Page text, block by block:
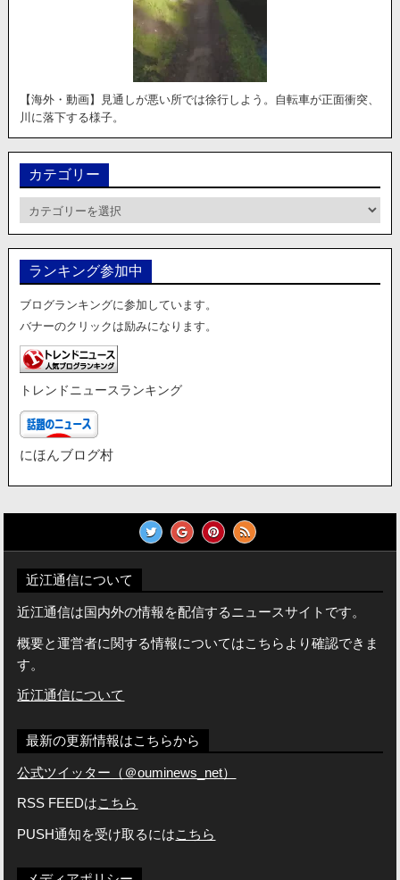
【海外・動画】見通しが悪い所では徐行しよう。自転車が正面衝突、
川に落下する様子。
カテゴリー
テ
リ
ランキング参加中
ブログランキングに参加しています。
バナーのクリックは励みになります。
トレンドニュースランキング
にほんブログ村
近江通信について
近江通信は国内外の情報を配信するニュースサイトです。
概要と運営者に関する情報についてはこちらより確認できま
す。
近江通信について
最新の更新情報はこちらから
公式ツイッター（＠ouminews_net）
RSS FEEDはこちら
PUSH通知を受け取るにはこちら